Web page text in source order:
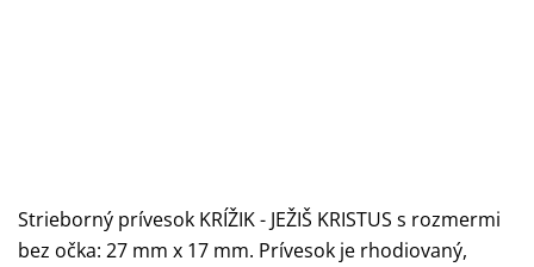
Strieborný prívesok KRÍŽIK - JEŽIŠ KRISTUS s rozmermi
bez očka: 27 mm x 17 mm. Prívesok je rhodiovaný,